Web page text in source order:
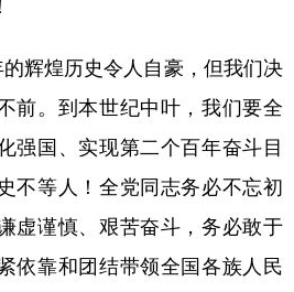
煌历史令人自豪，但我们决
前。到本世纪中叶，我们要全
强国、实现第二个百年奋斗目
不等人！全党同志务必不忘初
虚谨慎、艰苦奋斗，务必敢于
依靠和团结带领全国各族人民